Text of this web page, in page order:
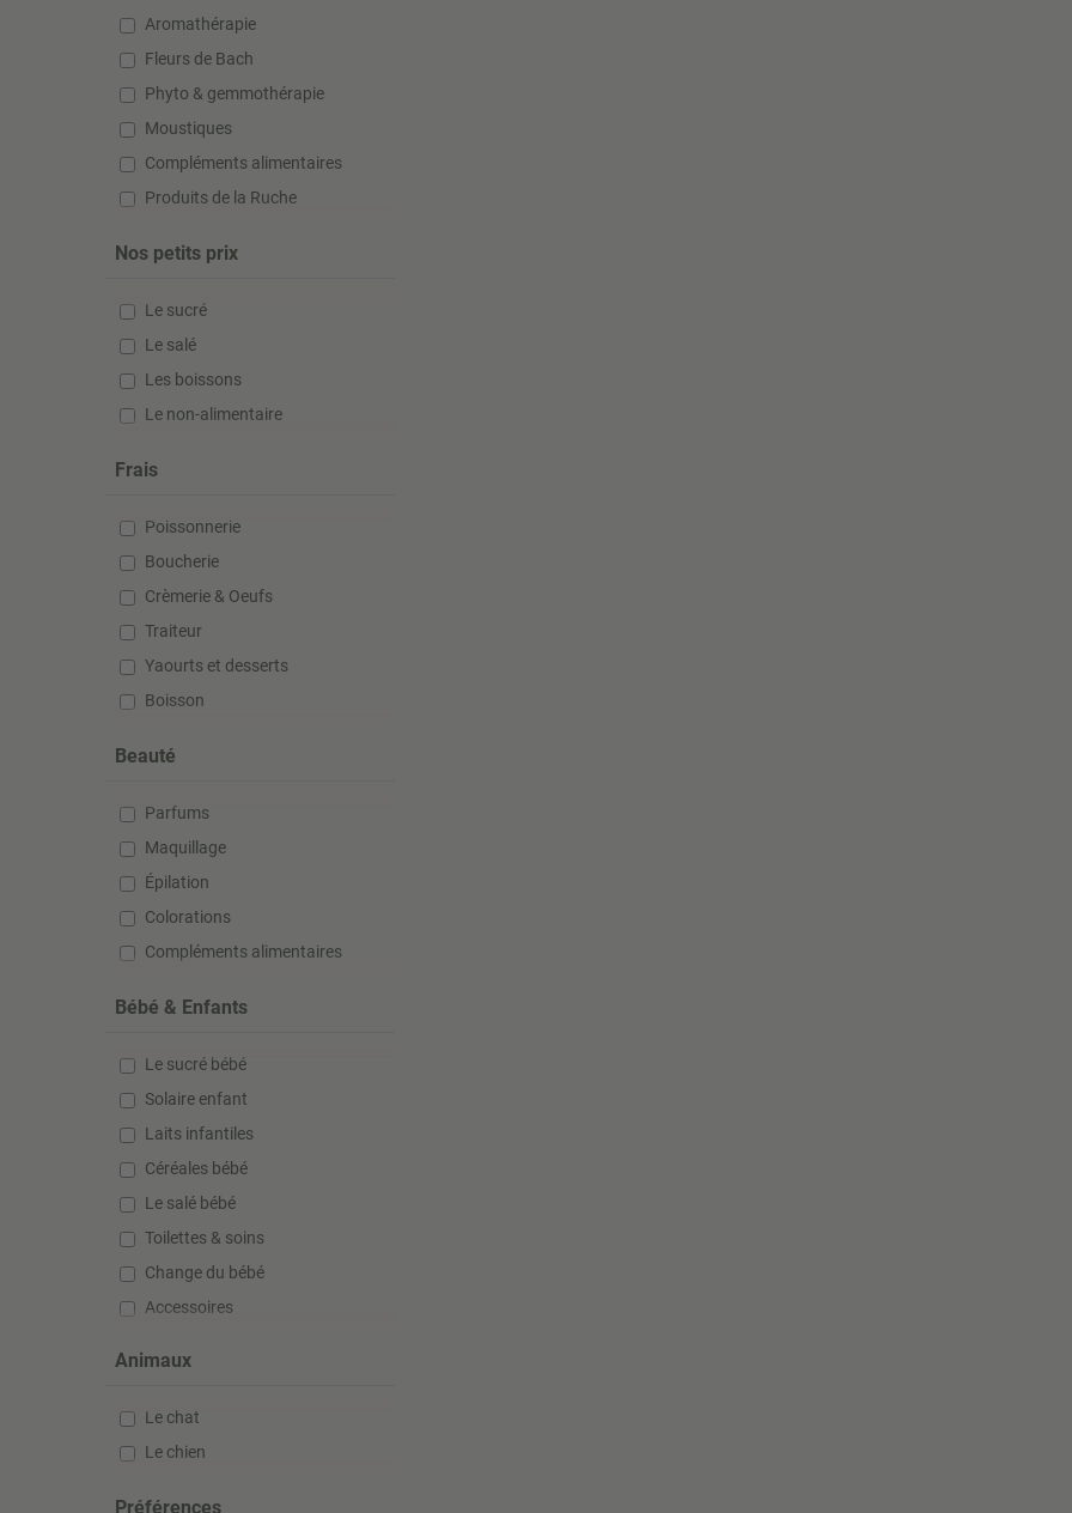
Aromathérapie
Fleurs de Bach
Phyto & gemmothérapie
Moustiques
Compléments alimentaires
Produits de la Ruche
Nos petits prix
Le sucré
Le salé
Les boissons
Le non-alimentaire
Frais
Poissonnerie
Boucherie
Crèmerie & Oeufs
Traiteur
Yaourts et desserts
Boisson
Beauté
Parfums
Maquillage
Épilation
Colorations
Compléments alimentaires
Bébé & Enfants
Le sucré bébé
Solaire enfant
Laits infantiles
Céréales bébé
Le salé bébé
Toilettes & soins
Change du bébé
Accessoires
Animaux
Le chat
Le chien
Préférences